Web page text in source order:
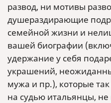
развод, ни мотивы
душераздирающие
семейной жизни и
вашей биографии
удержание у себя
украшений,
мужа и пр.), которые
на судью итальянцы, не